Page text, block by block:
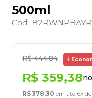
500ml
Cod.:
R$ 444,84
R$ 359,38
R$ 378,30 em até 6x de